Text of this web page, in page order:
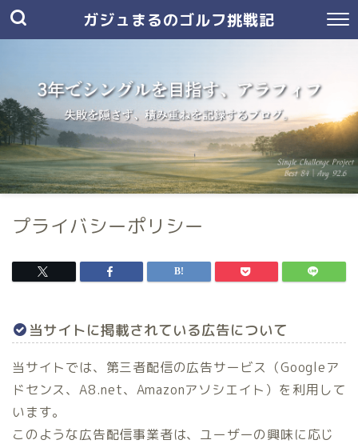
ガジュまるのゴルフ挑戦記
プライバシーポリシー
当サイトに掲載されている広告について
当サイトでは、第三者配信の広告サービス（Googleア
ドセンス、A8.net、Amazonアソシエイト）を利用して
います。
このような広告配信事業者は、ユーザーの興味に応じ